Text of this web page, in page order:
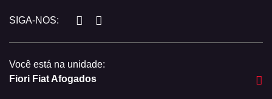
SIGA-NOS:
Você está na unidade:
Fiori Fiat Afogados